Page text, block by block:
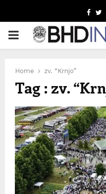
PRIMARY
Home zv. “Krnjo”
Tag : zv.